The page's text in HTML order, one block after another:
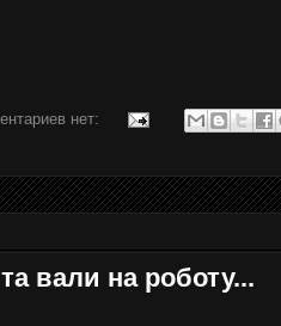
нет:
вали на роботу...